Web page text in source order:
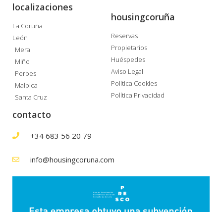
localizaciones
La Coruña
León
Mera
Miño
Perbes
Malpica
Santa Cruz
housingcoruña
Reservas
Propietarios
Huéspedes
Aviso Legal
Política Cookies
Política Privacidad
contacto
+34 683 56 20 79
info@housingcoruna.com